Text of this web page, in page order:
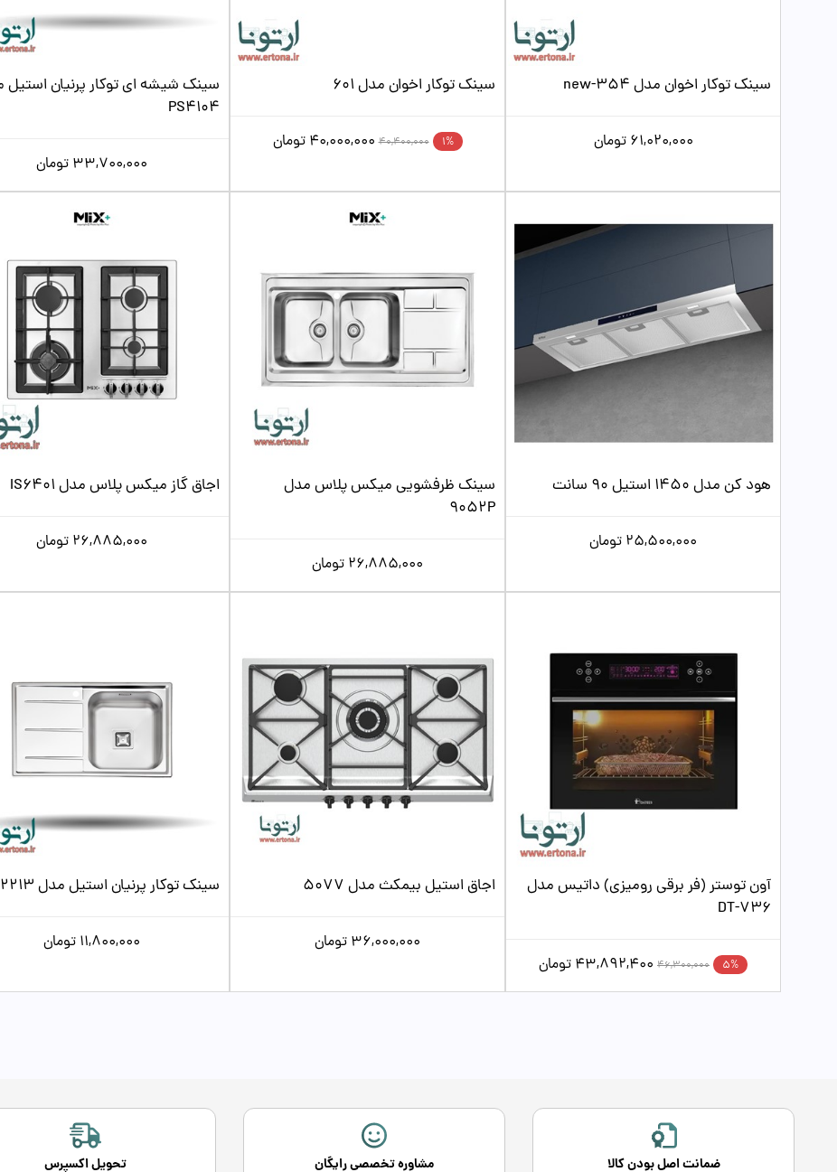
سینک توکار اخوان مدل new-354
61,020,000 تومان
سینک توکار اخوان مدل 601
1%
40,400,000
40,000,000 تومان
سینک شیشه ای توکار پرنیان
PS4104
33,700,000 تومان
هود کن مدل 1450 استیل 90 سانت
25,500,000 تومان
سینک ظرفشویی میکس پلاس مدل
9052P
26,885,000 تومان
اجاق گاز میکس پلاس مدل IS6401
26,885,000 تومان
آون توستر (فر برقی رومیزی) داتیس مدل
DT-736
5%
46,300,000
43,892,400 تومان
اجاق استیل بیمکث مدل 5077
36,000,000 تومان
سینک توکار پرنیان استیل مدل PS2213
11,800,000 تومان
ضمانت اصل بودن کالا مشاوره تخصصی رایگان تحویل اکسپرس